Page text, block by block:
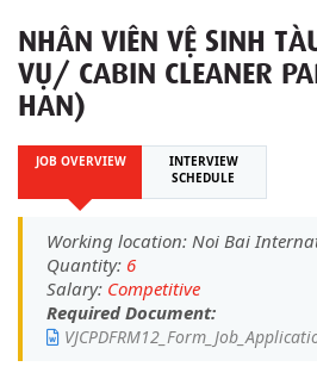
NHÂN VIÊN VỆ SINH
VỤ/ CABIN CLEANER
HAN)
JOB OVERVIEW
INTERVIEW
SCHEDULE
Working location: Noi Bai
Quantity: 6
Salary: Competitive
Required Document: